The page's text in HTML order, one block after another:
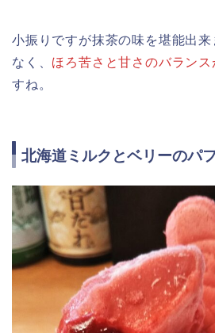
小振りですが抹茶の味を堪能出
なく、 ほろ苦さと甘さのバラン
すね。
北海道ミルクとベリーのパ